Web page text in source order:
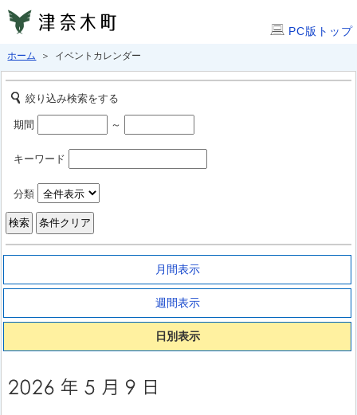
PC版トップ
ホーム ＞ イベントカレンダー
絞り込み検索をする
期間 ～
キーワード
分類
月間表示
週間表示
日別表示